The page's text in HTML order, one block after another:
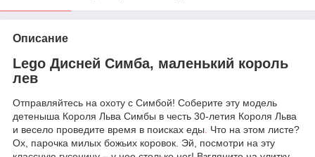
Описание
Lego Дисней Симба, маленький король
лев
Отправляйтесь на охоту с Симбой! Соберите эту модель
детеныша Короля Льва Симбы в честь 30-летия Короля Льва
и весело проведите время в поисках еды. Что на этом листе?
Ох, парочка милых божьих коровок. Эй, посмотри на эту